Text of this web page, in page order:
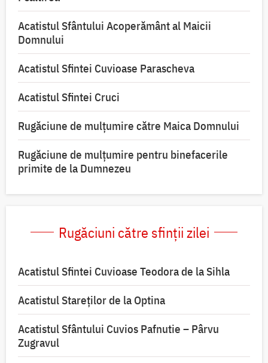
Acatistul Sfântului Acoperământ al Maicii
Domnului
Acatistul Sfintei Cuvioase Parascheva
Acatistul Sfintei Cruci
Rugăciune de mulţumire către Maica Domnului
Rugăciune de mulțumire pentru binefacerile
primite de la Dumnezeu
Rugăciuni către sfinții zilei
Acatistul Sfintei Cuvioase Teodora de la Sihla
Acatistul Stareţilor de la Optina
Acatistul Sfântului Cuvios Pafnutie – Pârvu
Zugravul